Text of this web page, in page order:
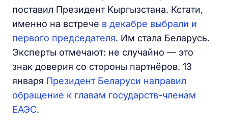
поставил Президент Кыргызстана. Кстати,
именно на встрече в декабре выбрали и
первого председателя. Им стала Беларусь.
Эксперты отмечают: не случайно — это
знак доверия со стороны партнёров. 13
января Президент Беларуси направил
обращение к главам государств-членам
ЕАЭС.